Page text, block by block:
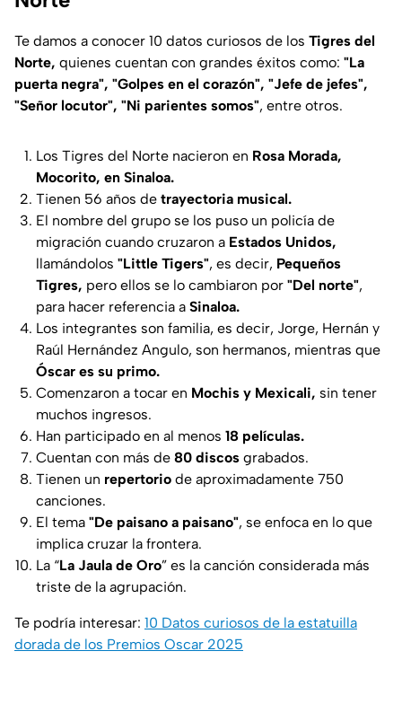
Te damos a conocer 10 datos curiosos de los Tigres del
Norte, quienes cuentan con grandes éxitos como: "La
puerta negra", "Golpes en el corazón", "Jefe de jefes",
"Señor locutor", "Ni parientes somos", entre otros.
Los Tigres del Norte nacieron en Rosa Morada,
Mocorito, en Sinaloa.
Tienen 56 años de trayectoria musical.
El nombre del grupo se los puso un policía de
migración cuando cruzaron a Estados Unidos,
llamándolos "Little Tigers", es decir, Pequeños
Tigres, pero ellos se lo cambiaron por "Del norte",
para hacer referencia a Sinaloa.
Los integrantes son familia, es decir, Jorge, Hernán y
Raúl Hernández Angulo, son hermanos, mientras que
Óscar es su primo.
Comenzaron a tocar en Mochis y Mexicali, sin tener
muchos ingresos.
Han participado en al menos 18 películas.
Cuentan con más de 80 discos grabados.
Tienen un repertorio de aproximadamente 750
canciones.
El tema "De paisano a paisano", se enfoca en lo que
implica cruzar la frontera.
La “La Jaula de Oro” es la canción considerada más
triste de la agrupación.
Te podría interesar: 10 Datos curiosos de la estatuilla
dorada de los Premios Oscar 2025